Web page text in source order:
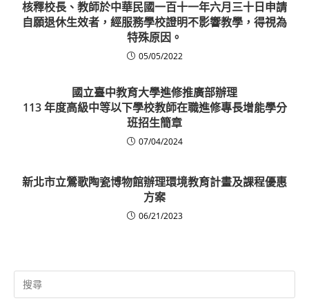
核釋校長、教師於中華民國一百十一年六月三十日申請
自願退休生效者，經服務學校證明不影響教學，得視為
特殊原因。
05/05/2022
國立臺中教育大學進修推廣部辦理
113 年度高級中等以下學校教師在職進修專長增能學分
班招生簡章
07/04/2024
新北市立鶯歌陶瓷博物館辦理環境教育計畫及課程優惠
方案
06/21/2023
Search
for: